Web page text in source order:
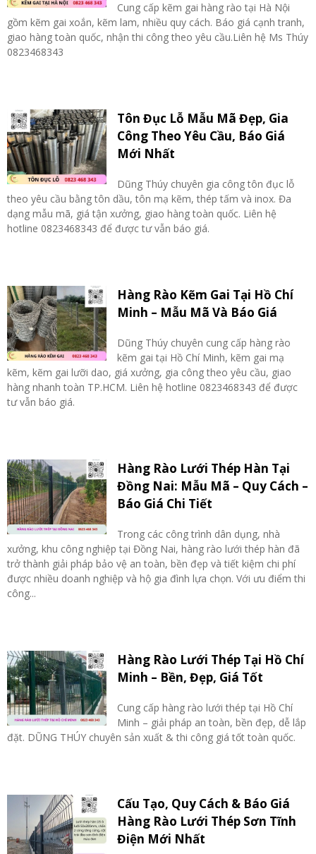
Cung cấp kẽm gai hàng rào tại Hà Nội
gồm kẽm gai xoắn, kẽm lam, nhiều quy cách. Báo giá cạnh tranh,
giao hàng toàn quốc, nhận thi công theo yêu cầu.Liên hệ Ms Thúy
0823468343
Tôn Đục Lỗ Mẫu Mã Đẹp, Gia
Công Theo Yêu Cầu, Báo Giá
Mới Nhất
Dũng Thúy chuyên gia công tôn đục lỗ
theo yêu cầu bằng tôn dầu, tôn mạ kẽm, thép tấm và inox. Đa
dạng mẫu mã, giá tận xưởng, giao hàng toàn quốc. Liên hệ
hotline 0823468343 để được tư vẫn báo giá.
Hàng Rào Kẽm Gai Tại Hồ Chí
Minh – Mẫu Mã Và Báo Giá
Dũng Thúy chuyên cung cấp hàng rào
kẽm gai tại Hồ Chí Minh, kẽm gai mạ
kẽm, kẽm gai lưỡi dao, giá xưởng, gia công theo yêu cầu, giao
hàng nhanh toàn TP.HCM. Liên hệ hotline 0823468343 để được
tư vẫn báo giá.
Hàng Rào Lưới Thép Hàn Tại
Đồng Nai: Mẫu Mã – Quy Cách –
Báo Giá Chi Tiết
Trong các công trình dân dụng, nhà
xưởng, khu công nghiệp tại Đồng Nai, hàng rào lưới thép hàn đã
trở thành giải pháp bảo vệ an toàn, bền đẹp và tiết kiệm chi phí
được nhiều doanh nghiệp và hộ gia đình lựa chọn. Với ưu điểm thi
công...
Hàng Rào Lưới Thép Tại Hồ Chí
Minh – Bền, Đẹp, Giá Tốt
Cung cấp hàng rào lưới thép tại Hồ Chí
Minh – giải pháp an toàn, bền đẹp, dễ lắp
đặt. DŨNG THÚY chuyên sản xuất & thi công giá tốt toàn quốc.
Cấu Tạo, Quy Cách & Báo Giá
Hàng Rào Lưới Thép Sơn Tĩnh
Điện Mới Nhất